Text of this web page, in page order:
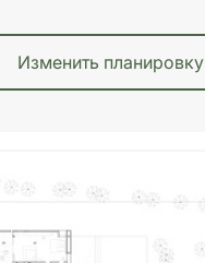
Изменить планировку